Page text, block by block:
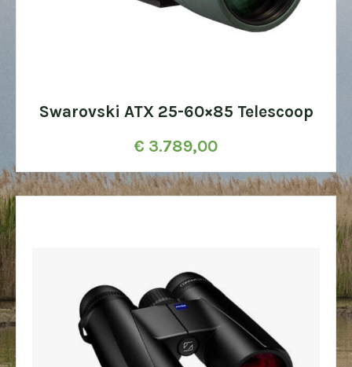
Swarovski ATX 25-60×85 Telescoop
€ 3.789,00